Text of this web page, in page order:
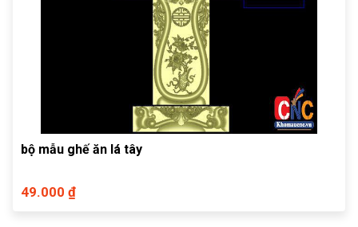
bộ mẫu ghế ăn lá tây
49.000 ₫